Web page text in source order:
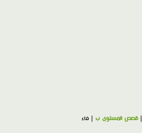
|قصص المستوى ب | فاء